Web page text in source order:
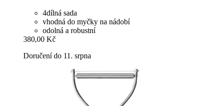
4dílná sada
vhodná do myčky na nádobí
odolná a robustní
380,00 Kč
Doručení do 11. srpna